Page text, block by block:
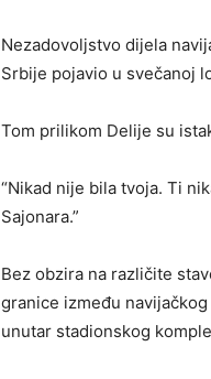
Nezadovoljstvo dijela
Srbije pojavio u svečanoj
Tom prilikom Delije su
“Nikad nije bila tvoja. Ti
Sajonara.”
Bez obzira na različite
granice između
unutar stadionskog